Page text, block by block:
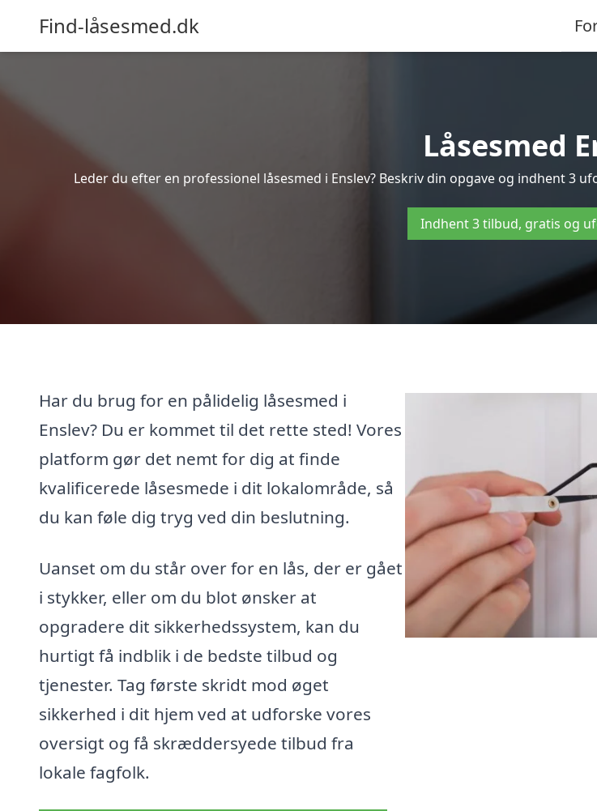
Find-låsesmed.dk
Låsesmed
Leder du efter en professionel låsesmed i Enslev? Beskriv din opgave og indhent 3
Indhent 3 tilbud, gratis og
Har du brug for en pålidelig låsesmed i
Enslev? Du er kommet til det rette sted! Vores
platform gør det nemt for dig at finde
kvalificerede låsesmede i dit lokalområde, så
du kan føle dig tryg ved din beslutning.
Uanset om du står over for en lås, der er gået
i stykker, eller om du blot ønsker at
opgradere dit sikkerhedssystem, kan du
hurtigt få indblik i de bedste tilbud og
tjenester. Tag første skridt mod øget
sikkerhed i dit hjem ved at udforske vores
oversigt og få skræddersyede tilbud fra
lokale fagfolk.